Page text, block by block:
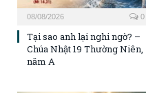
08/08/2026 0
Tại sao anh lại nghi ngờ? –
Chúa Nhật 19 Thường Niên,
năm A